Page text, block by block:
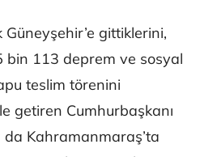
gittiklerini,
bin 113 deprem ve sosyal
teslim törenini
getiren Cumhurbaşkanı
Kahramanmaraş’ta